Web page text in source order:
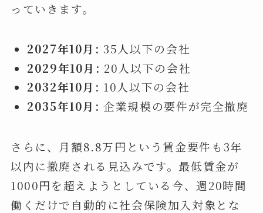
っていきます。
2027年10月: 35人以下の会社
2029年10月: 20人以下の会社
2032年10月: 10人以下の会社
2035年10月: 企業規模の要件が完全撤廃
さらに、月額8.8万円という賃金要件も3年
以内に撤廃される見込みです。最低賃金が
1000円を超えようとしている今、週20時間
働くだけで自動的に社会保険加入対象とな